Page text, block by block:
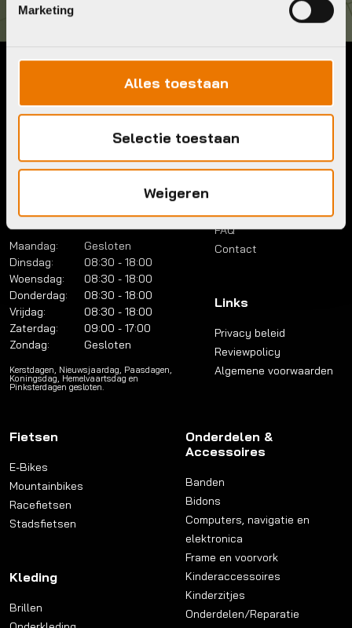
Marketing
Alles toestaan
Selectie toestaan
Weigeren
Telefoon:
036 5304422
info@bykestore.nl
Brouwerstraat 8B
1315 BP Almere
Openingstijden
Maandag:
Gesloten
Dinsdag:
08:30 - 18:00
Woensdag:
08:30 - 18:00
Donderdag:
08:30 - 18:00
Vrijdag:
08:30 - 18:00
Zaterdag:
09:00 - 17:00
Zondag:
Gesloten
Kerstdagen, Nieuwsjaardag, Paasdagen,
Koningsdag, Hemelvaartsdag en
Pinksterdagen gesloten.
Menu
Account
Lease a bike
Over ons
FAQ
Contact
Links
Privacy beleid
Reviewpolicy
Algemene voorwaarden
Fietsen
E-Bikes
Mountainbikes
Racefietsen
Stadsfietsen
Kleding
Brillen
Onderdelen &
Accessoires
Banden
Bidons
Computers, navigatie en
elektronica
Frame en voorvork
Kinderaccessoires
Kinderzitjes
Onderdelen/Reparatie